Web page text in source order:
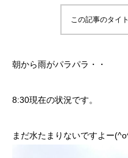
この記事のタイ
朝から雨がパラパラ・・
8:30現在の状況です。
まだ水たまりないですよー